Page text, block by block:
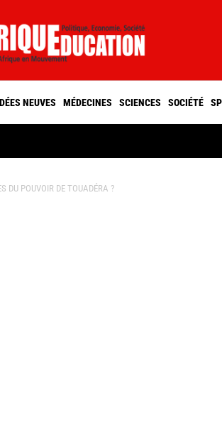
NEUVES MÉDECINES SCIENCES SOCIÉTÉ
DU POUVOIR DE TOUADÉRA ?